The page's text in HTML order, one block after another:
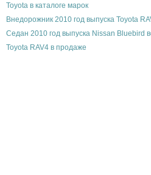
Toyota в каталоге марок
Внедорожник 2010 год выпуска Toyota
Седан 2010 год выпуска Nissan Bluebird
Toyota RAV4 в продаже